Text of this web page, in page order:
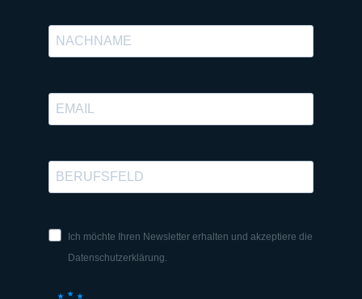
Ich möchte Ihren Newsletter erhalten und akzeptiere die
Datenschutzerklärung.